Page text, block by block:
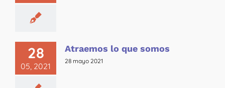
28
05, 2021
Atraemos lo que somos
28 mayo 2021